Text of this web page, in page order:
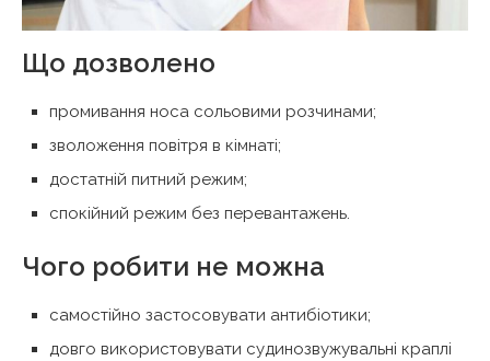
Що дозволено
промивання носа сольовими розчинами;
зволоження повітря в кімнаті;
достатній питний режим;
спокійний режим без перевантажень.
Чого робити не можна
самостійно застосовувати антибіотики;
довго використовувати судинозвужувальні краплі